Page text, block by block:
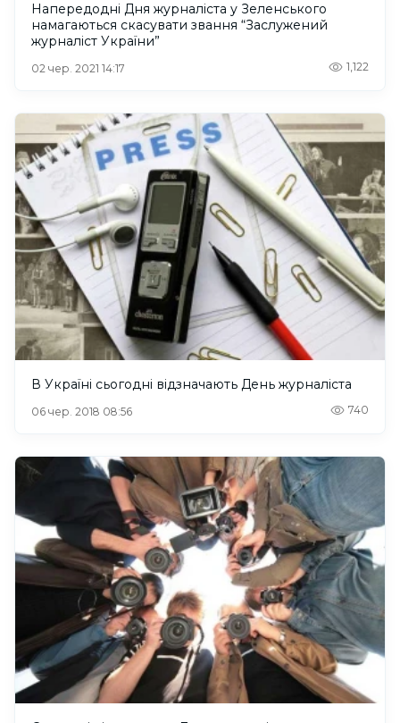
Напередодні Дня журналіста у Зеленського
намагаються скасувати звання “Заслужений
журналіст України”
02 чер. 2021 14:17 1,122
В Україні сьогодні відзначають День журналіста
06 чер. 2018 08:56 740